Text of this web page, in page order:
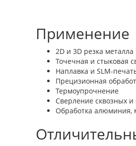
Применение
2D и 3D резка металла
Точечная и стыковая
Наплавка и SLM-
Прецизионная
Термоупрочнение
Сверление сквозных и
Обработка алюминия,